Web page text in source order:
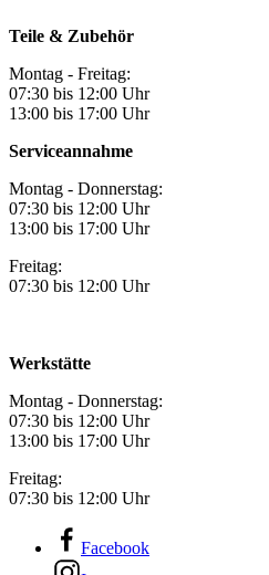
Teile & Zubehör
Montag - Freitag:
07:30 bis 12:00 Uhr
13:00 bis 17:00 Uhr
Serviceannahme
Montag - Donnerstag:
07:30 bis 12:00 Uhr
13:00 bis 17:00 Uhr
Freitag:
07:30 bis 12:00 Uhr
Werkstätte
Montag - Donnerstag:
07:30 bis 12:00 Uhr
13:00 bis 17:00 Uhr
Freitag:
07:30 bis 12:00 Uhr
Facebook